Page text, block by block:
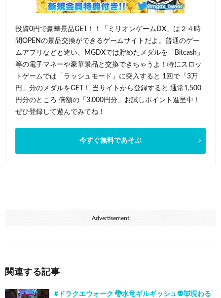
投資0円で豪華景品GET！！「ミリオンゲームDX」は２４時
間OPENの景品交換ができるゲームサイトだよ。普通のゲー
ムアプリなどと違い、MGDXでは貯めたメダルを「Bitcash」
等の電子マネーや豪華景品と交換できちゃうよ！特にスロッ
トゲームでは「ラッシュモード」に突入すると 1回で「3万
円」分のメダルをGET！ 当サイトから登録すると 通常1,500
円分のところ 倍額の「3,000円分」お試しポイント進呈中！
ぜひ登録して遊んでみてね！
今すぐ無料であそぶ
Advertisement
関連する記事
#ドラクエウォーク 🐉水竜ギルギッシュ👽👿現わる